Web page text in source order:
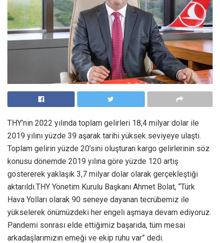
THY’nin 2022 yılında toplam gelirleri 18,4 milyar dolar ile
2019 yılını yüzde 39 aşarak tarihi yüksek seviyeye ulaştı.
Toplam gelirin yüzde 20’sini oluşturan kargo gelirlerinin söz
konusu dönemde 2019 yılına göre yüzde 120 artış
göstererek yaklaşık 3,7 milyar dolar olarak gerçekleştiği
aktarıldı.THY Yönetim Kurulu Başkanı Ahmet Bolat, “Türk
Hava Yolları olarak 90 seneye dayanan tecrübemiz ile
yükselerek önümüzdeki her engeli aşmaya devam ediyoruz.
Pandemi sonrası elde ettiğimiz başarıda, tüm mesai
arkadaşlarımızın emeği ve ekip ruhu var” dedi.